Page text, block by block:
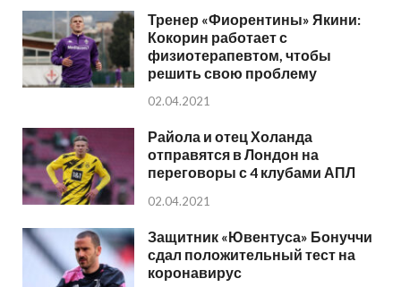
Тренер «Фиорентины» Якини:
Кокорин работает с
физиотерапевтом, чтобы
решить свою проблему
02.04.2021
Райола и отец Холанда
отправятся в Лондон на
переговоры с 4 клубами АПЛ
02.04.2021
Защитник «Ювентуса» Бонуччи
сдал положительный тест на
коронавирус